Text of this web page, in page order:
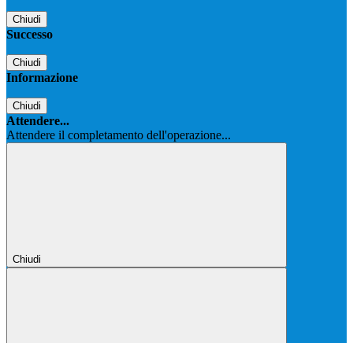
Chiudi
Successo
Chiudi
Informazione
Chiudi
Attendere...
Attendere il completamento dell'operazione...
Chiudi